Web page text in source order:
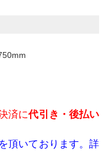
済に代引き・後払い
頂いております。詳